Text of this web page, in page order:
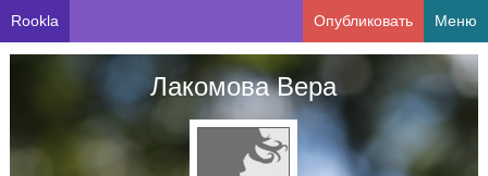
Rookla Опубликовать Меню
Лакомова Вера